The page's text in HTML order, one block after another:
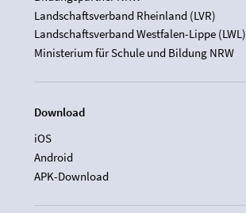
Landschaftsverband Rheinland (LVR)
Landschaftsverband Westfalen-Lippe (LWL)
Ministerium für Schule und Bildung NRW
Download
iOS
Android
APK-Download